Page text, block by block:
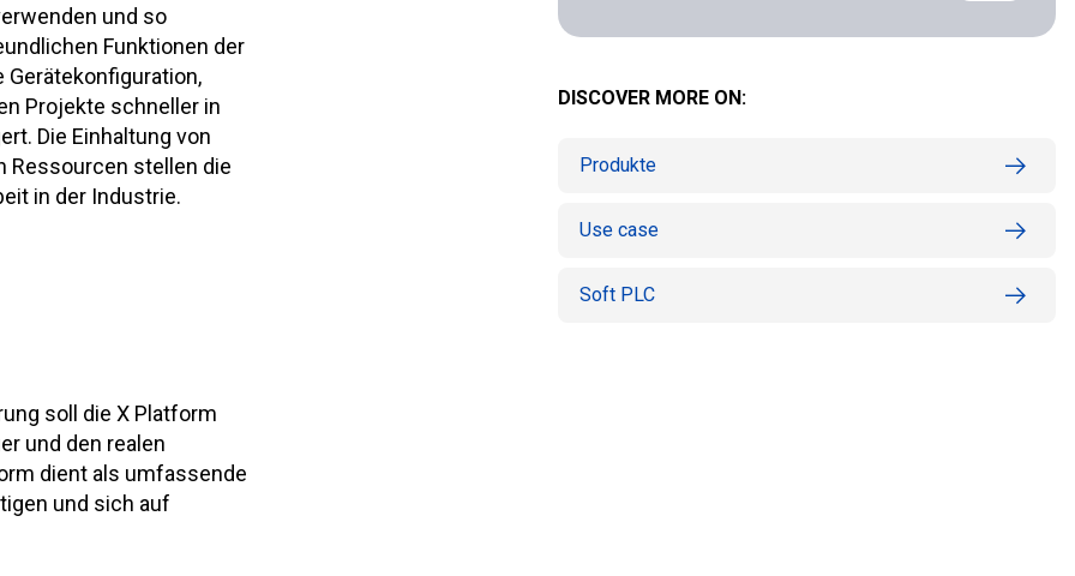
und so
Funktionen der
Projekte schneller in
Die Einhaltung von
Ressourcen stellen die
in der Industrie.
soll die X Platform
und den realen
dient als umfassende
und sich auf
DISCOVER MORE ON:
Produkte
Use case
Soft PLC